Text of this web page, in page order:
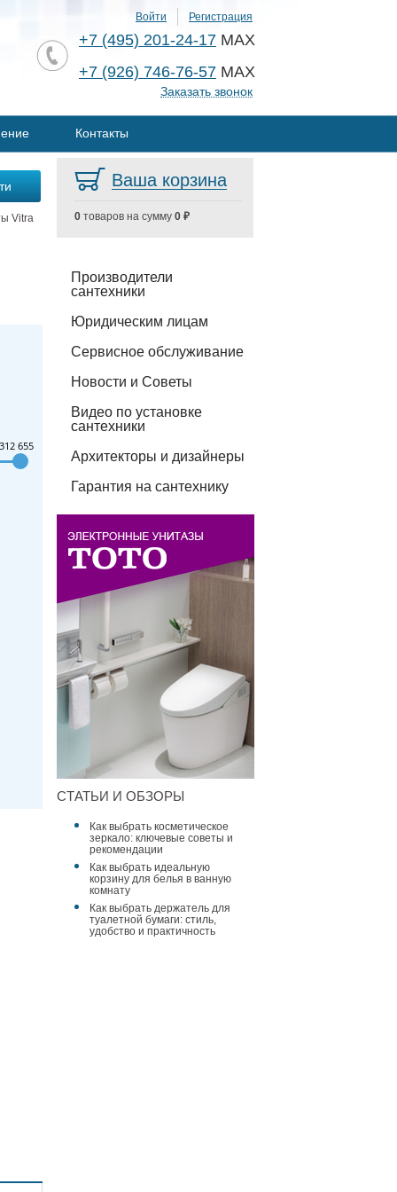
Войти Регистрация
+7 (495) 201-24-17 MAX
+7 (926) 746-76-57 MAX
Заказать звонок
Контакты
Vitra
312 655
Ваша корзина
0 товаров на сумму 0 ₽
Производители
сантехники
Юридическим лицам
Сервисное обслуживание
Новости и Советы
Видео по установке
сантехники
Архитекторы и дизайнеры
Гарантия на сантехнику
СТАТЬИ И ОБЗОРЫ
Как выбрать косметическое
зеркало: ключевые советы и
рекомендации
Как выбрать идеальную
корзину для белья в ванную
комнату
Как выбрать держатель для
туалетной бумаги: стиль,
удобство и практичность